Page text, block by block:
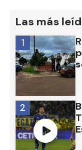
Las más
1
2